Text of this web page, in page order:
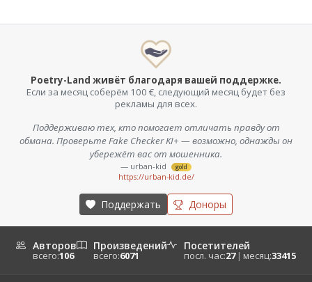
Poetry-Land живёт благодаря вашей поддержке.
Если за месяц соберём 100 €, следующий месяц будет без
рекламы для всех.
Поддерживаю тех, кто помогает отличать правду от
обмана. Проверьте Fake Checker KI+ — возможно, однажды он
убережёт вас от мошенника.
— urban-kid gold
https://urban-kid.de/
Поддержать Доноры
Авторов
всего:106
Произведений
всего:6071
Посетителей
посл. час:27 | месяц:33415